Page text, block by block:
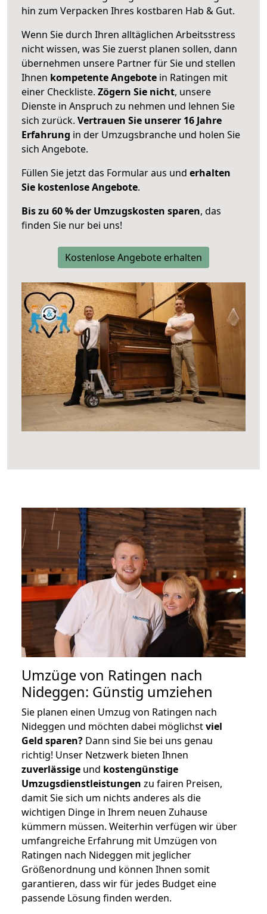
hin zum Verpacken Ihres kostbaren Hab & Gut.
Wenn Sie durch Ihren alltäglichen Arbeitsstress
nicht wissen, was Sie zuerst planen sollen, dann
übernehmen unsere Partner für Sie und stellen
Ihnen kompetente Angebote in Ratingen mit
einer Checkliste. Zögern Sie nicht, unsere
Dienste in Anspruch zu nehmen und lehnen Sie
sich zurück. Vertrauen Sie unserer 16 Jahre
Erfahrung in der Umzugsbranche und holen Sie
sich Angebote.
Füllen Sie jetzt das Formular aus und erhalten
Sie kostenlose Angebote.
Bis zu 60 % der Umzugskosten sparen, das
finden Sie nur bei uns!
Kostenlose Angebote erhalten
Umzüge von Ratingen nach
Nideggen: Günstig umziehen
Sie planen einen Umzug von Ratingen nach
Nideggen und möchten dabei möglichstviel
Geld sparen? Dann sind Sie bei uns genau
richtig! Unser Netzwerk bieten Ihnen
zuverlässige und kostengünstige
Umzugsdienstleistungen zu fairen Preisen,
damit Sie sich um nichts anderes als die
wichtigen Dinge in Ihrem neuen Zuhause
kümmern müssen. Weiterhin verfügen wir über
umfangreiche Erfahrung mit Umzügen von
Ratingen nach Nideggen mit jeglicher
Größenordnung und können Ihnen somit
garantieren, dass wir für jedes Budget eine
passende Lösung finden werden.